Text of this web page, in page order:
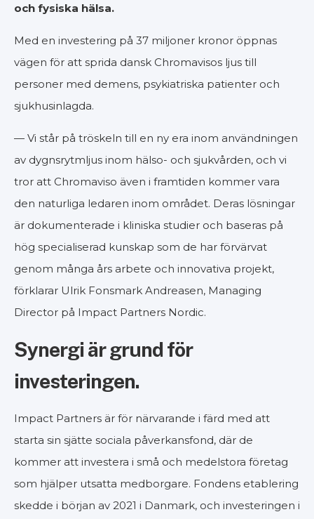
och fysiska hälsa.
Med en investering på 37 miljoner kronor öppnas
vägen för att sprida dansk Chromavisos ljus till
personer med demens, psykiatriska patienter och
sjukhusinlagda.
— Vi står på tröskeln till en ny era inom användningen
av dygnsrytmljus inom hälso- och sjukvården, och vi
tror att Chromaviso även i framtiden kommer vara
den naturliga ledaren inom området. Deras lösningar
är dokumenterade i kliniska studier och baseras på
hög specialiserad kunskap som de har förvärvat
genom många års arbete och innovativa projekt,
förklarar Ulrik Fonsmark Andreasen, Managing
Director på Impact Partners Nordic.
Synergi är grund för
investeringen.
Impact Partners är för närvarande i färd med att
starta sin sjätte sociala påverkansfond, där de
kommer att investera i små och medelstora företag
som hjälper utsatta medborgare. Fondens etablering
skedde i början av 2021 i Danmark, och investeringen i